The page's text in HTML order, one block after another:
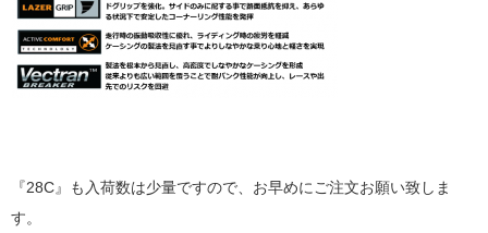
『28C』も入荷数は少量ですので、お早めにご注文お願い致しま
す。